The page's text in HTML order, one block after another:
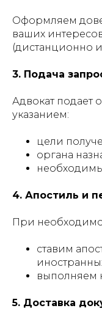
Оформляем
ваших
(дистанционно
3. Подача
Адвокат подает
указанием:
цели
органа
4. Апостиль и
При
ставим
выполняем
5. Доставка